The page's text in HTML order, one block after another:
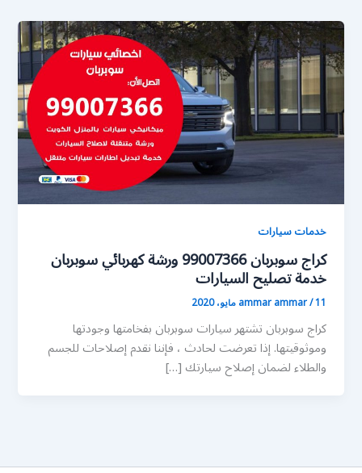
خدمات سيارات
كراج سوبربان 99007366 ورشة كهربائي سوبربان
خدمة تصليح السيارات
ammar ammar/11 مايو، 2020
كراج سوبربان تشتهر سيارات سوبربان بفخامتها وجودتها
وموثوقيتها. إذا تعرضت لحادث ، فإننا نقدم إصلاحات للجسم
والطلاء لضمان إصلاح سيارتك […]